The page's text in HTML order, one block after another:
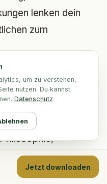
Jetzt downloaden
um zu verstehen,
nutzen. Du kannst
Datenschutz
lenken dein
zum
10 bis 15
lernen, das mit
nichts zu tun hat.
verschwendest
für